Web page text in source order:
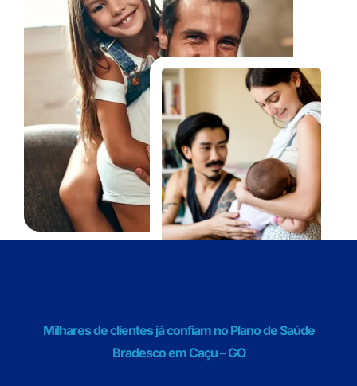
Milhares de clientes já confiam no Plano de Saúde
Bradesco em Caçu – GO